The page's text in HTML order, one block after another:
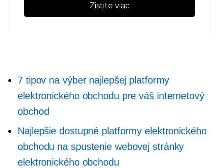
Zistite viac
7 tipov na výber najlepšej platformy
elektronického obchodu pre váš internetový
obchod
Najlepšie dostupné platformy elektronického
obchodu na spustenie webovej stránky
elektronického obchodu